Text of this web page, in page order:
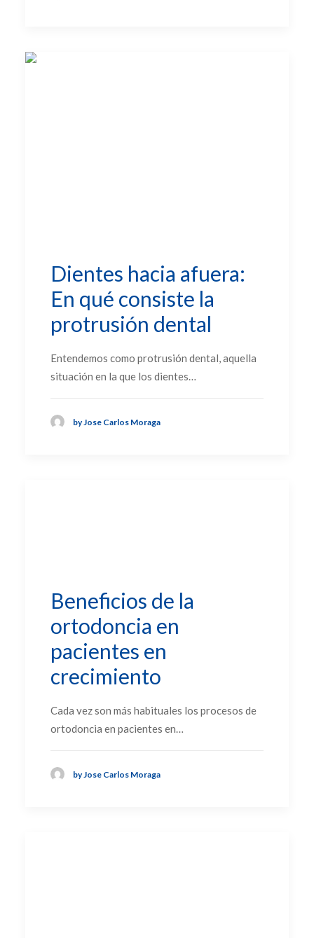
Dientes hacia afuera:
En qué consiste la
protrusión dental
Entendemos como protrusión dental, aquella
situación en la que los dientes…
by Jose Carlos Moraga
Beneficios de la
ortodoncia en
pacientes en
crecimiento
Cada vez son más habituales los procesos de
ortodoncia en pacientes en…
by Jose Carlos Moraga